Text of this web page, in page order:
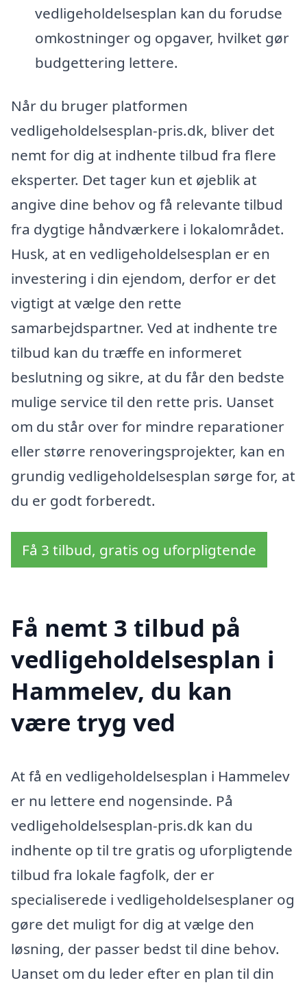
vedligeholdelsesplan kan du forudse
omkostninger og opgaver, hvilket gør
budgettering lettere.
Når du bruger platformen
vedligeholdelsesplan-pris.dk, bliver det
nemt for dig at indhente tilbud fra flere
eksperter. Det tager kun et øjeblik at
angive dine behov og få relevante tilbud
fra dygtige håndværkere i lokalområdet.
Husk, at en vedligeholdelsesplan er en
investering i din ejendom, derfor er det
vigtigt at vælge den rette
samarbejdspartner. Ved at indhente tre
tilbud kan du træffe en informeret
beslutning og sikre, at du får den bedste
mulige service til den rette pris. Uanset
om du står over for mindre reparationer
eller større renoveringsprojekter, kan en
grundig vedligeholdelsesplan sørge for, at
du er godt forberedt.
Få 3 tilbud, gratis og uforpligtende
Få nemt 3 tilbud på
vedligeholdelsesplan i
Hammelev, du kan
være tryg ved
At få en vedligeholdelsesplan i Hammelev
er nu lettere end nogensinde. På
vedligeholdelsesplan-pris.dk kan du
indhente op til tre gratis og uforpligtende
tilbud fra lokale fagfolk, der er
specialiserede i vedligeholdelsesplaner og
gøre det muligt for dig at vælge den
løsning, der passer bedst til dine behov.
Uanset om du leder efter en plan til din